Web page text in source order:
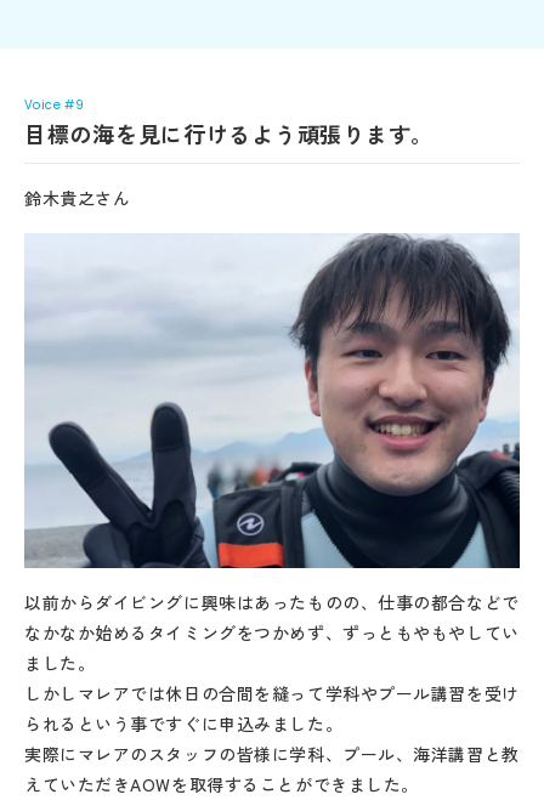
Voice #9
目標の海を見に行けるよう頑張ります。
鈴木貴之さん
以前からダイビングに興味はあったものの、仕事の都合などで
なかなか始めるタイミングをつかめず、ずっともやもやしてい
ました。
しかしマレアでは休日の合間を縫って学科やプール講習を受け
られるという事ですぐに申込みました。
実際にマレアのスタッフの皆様に学科、プール、海洋講習と教
えていただきAOWを取得することができました。